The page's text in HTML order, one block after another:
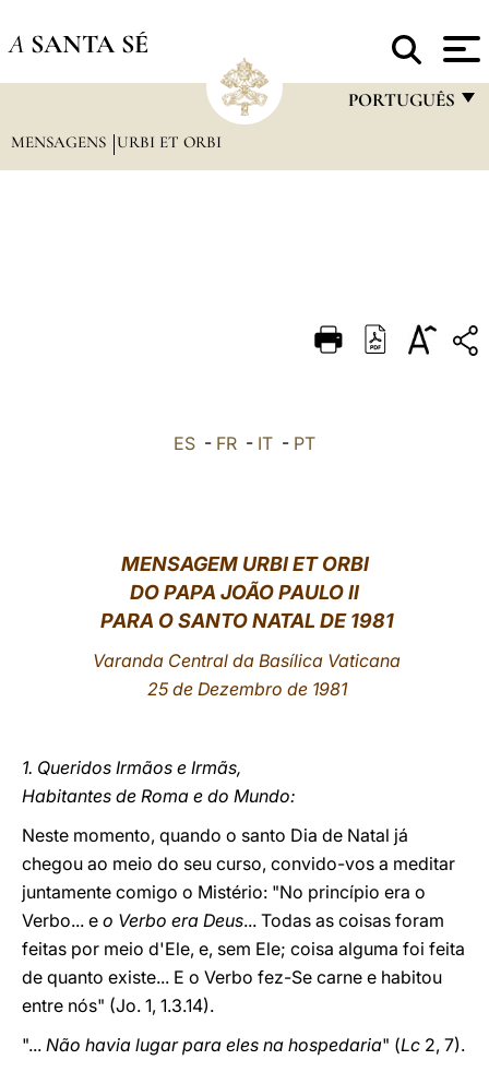
A SANTA SÉ
PORTUGUÊS
DEUTSCH
MENSAGENS URBI ET ORBI
ES - FR - IT - PT
MENSAGEM URBI ET ORBI
DO PAPA JOÃO PAULO II
PARA O SANTO NATAL DE 1981
Varanda Central da Basílica Vaticana
25 de Dezembro de 1981
1. Queridos Irmãos e Irmãs,
Habitantes de Roma e do Mundo:
Neste momento, quando o santo Dia de Natal já
chegou ao meio do seu curso, convido-vos a meditar
juntamente comigo o Mistério: "No princípio era o
Verbo... e o Verbo era Deus... Todas as coisas foram
feitas por meio d'Ele, e, sem Ele; coisa alguma foi feita
de quanto existe... E o Verbo fez-Se carne e habitou
entre nós" (Jo. 1, 1.3.14).
"... Não havia lugar para eles na hospedaria" (Lc 2, 7).